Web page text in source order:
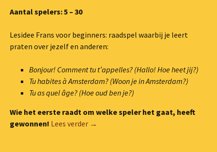
Aantal spelers: 5 – 30
Lesidee Frans voor beginners: raadspel waarbij je leert
praten over jezelf en anderen:
Bonjour! Comment tu t’appelles? (Hallo! Hoe heet jij?)
Tu habites à Amsterdam? (Woon je in Amsterdam?)
Tu as quel âge? (Hoe oud ben je?)
Wie het eerste raadt om welke speler het gaat, heeft
gewonnen! Lees verder Voorstel-spel #2: Wie ben ik?!
→